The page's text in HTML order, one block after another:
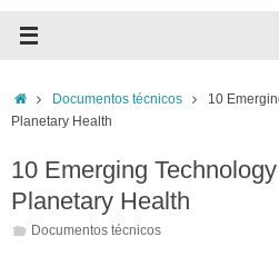
InicioDocumentos técnicos
10
Planetary Health
10 Emerging
Planetary Health
Documentos técnicos